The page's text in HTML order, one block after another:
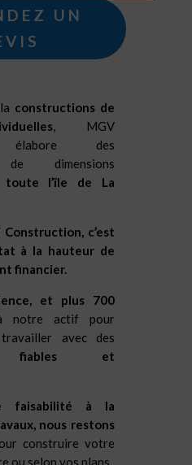
UN
constructions de
, MGV
élabore des
de dimensions
l’île de La
Construction, c’est
à la hauteur de
financier.
et plus 700
actif pour
avec des
fiables et
faisabilité à la
nous restons
construire votre
ou selon vos plans.